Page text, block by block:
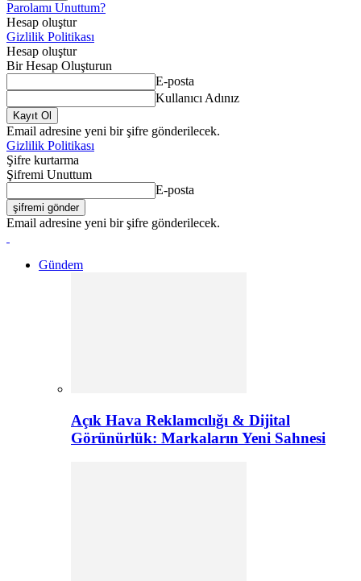
Parolamı Unuttum?
Hesap oluştur
Gizlilik Politikası
Hesap oluştur
Bir Hesap Oluşturun
E-posta
Kullanıcı Adınız
Email adresine yeni bir şifre gönderilecek.
Gizlilik Politikası
Şifre kurtarma
Şifremi Unuttum
E-posta
Email adresine yeni bir şifre gönderilecek.
Gündem
Açık Hava Reklamcılığı & Dijital
Görünürlük: Markaların Yeni Sahnesi